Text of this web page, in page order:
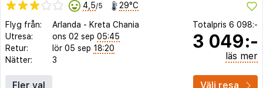
4,5/5 29°C
Flyg från: Arlanda - Kreta Chania
Utresa:
ons 02 sep 05:45
Retur:
lör 05 sep 18:20
Nätter:
3
Totalpris 6 098:-
3 049:-
läs mer
Fler val Välj resa